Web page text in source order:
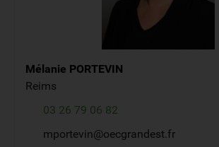
Mélanie PORTEVIN
Reims
03 26 79 06 82
mportevin@oecgrandest.fr